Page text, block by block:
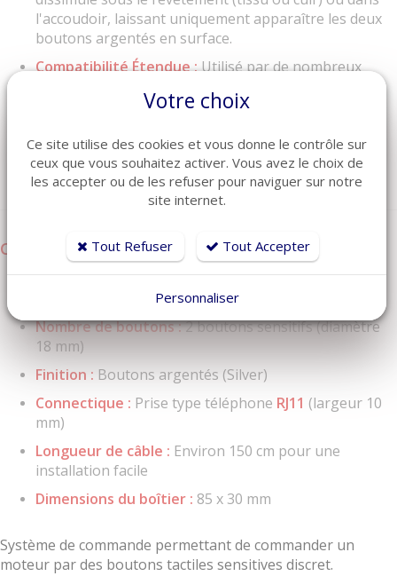
l'accoudoir, laissant uniquement apparaître les deux
boutons argentés en surface.
Compatibilité Étendue :Utilisé par de nombreux
Nicoletti, Italia Living, etc.).
une durabilité et une sécurité identiques à votre
commande initiale
Caractéristiques Techniques :
Référence constructeur :N500041031 (Programme
Nombre de boutons :2 boutons sensitifs (diamètre
18 mm)
Finition : Boutons argentés (Silver)
Connectique : Prise type téléphone RJ11 (largeur 10
mm)
Longueur de câble : Environ 150 cm pour une
installation facile
Dimensions du boîtier : 85 x 30 mm
Système de commande permettant de commander un
moteur par des boutons tactiles sensitives discret.
Votre choix
Ce site utilise des cookies et vous donne le contrôle sur
ceux que vous souhaitez activer. Vous avez le choix de
les accepter ou de les refuser pour naviguer sur notre
site internet.
Tout Refuser Tout Accepter
Personnaliser